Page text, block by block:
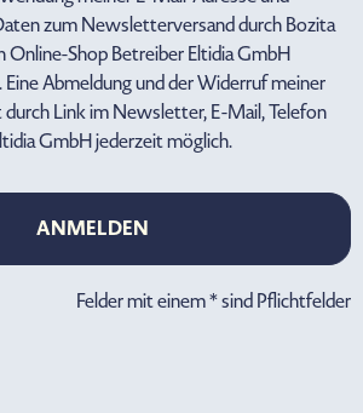
zum Newsletterversand durch Bozita
Online-Shop Betreiber Eltidia GmbH
Abmeldung und der Widerruf meiner
durch Link im Newsletter, E-Mail, Telefon
GmbH jederzeit möglich.
ANMELDEN
ANMELDEN
Felder mit einem * sind Pflichtfelder